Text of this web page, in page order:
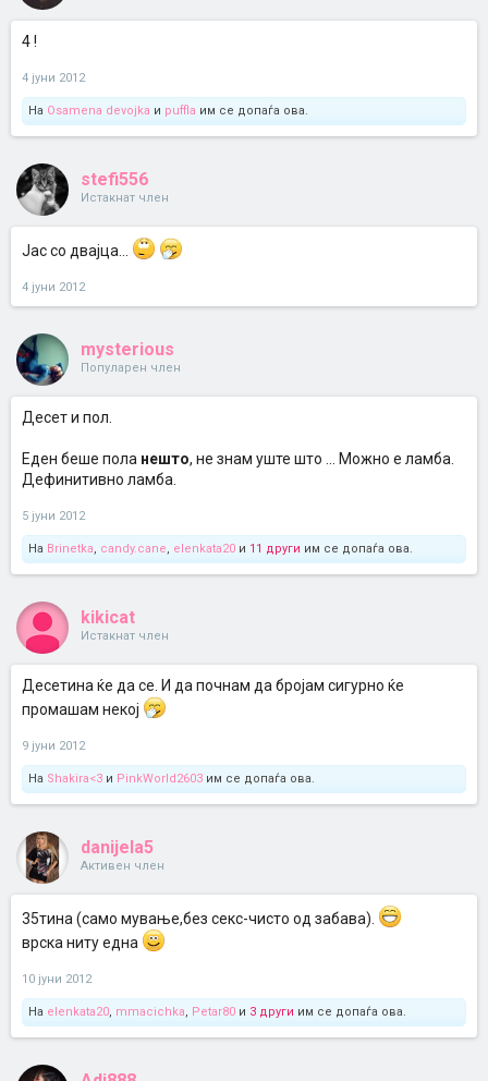
4 !
4 јуни 2012
На Osamena devojka и puffla им се допаѓа ова.
stefi556
Истакнат член
Јас со двајца...
4 јуни 2012
mysterious
Популарен член
Десет и пол.
Еден беше пола нешто, не знам уште што ... Можно е ламба.
Дефинитивно ламба.
5 јуни 2012
На Brinetka, candy.cane, elenkata20 и 11 други им се допаѓа ова.
kikicat
Истакнат член
Десетина ќе да се. И да почнам да бројам сигурно ќе
промашам некој
9 јуни 2012
На Shakira<3 и PinkWorld2603 им се допаѓа ова.
danijela5
Активен член
35тина (само мување,без секс-чисто од забава).
врска ниту една
10 јуни 2012
На elenkata20, mmacichka, Petar80 и 3 други им се допаѓа ова.